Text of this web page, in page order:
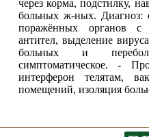
через корма, подстилку,
больных ж-ных. Диагноз:
поражённых органов с
антител, выделение
больных и
симптоматическое. -
интерферон телятам,
помещений, изоляция